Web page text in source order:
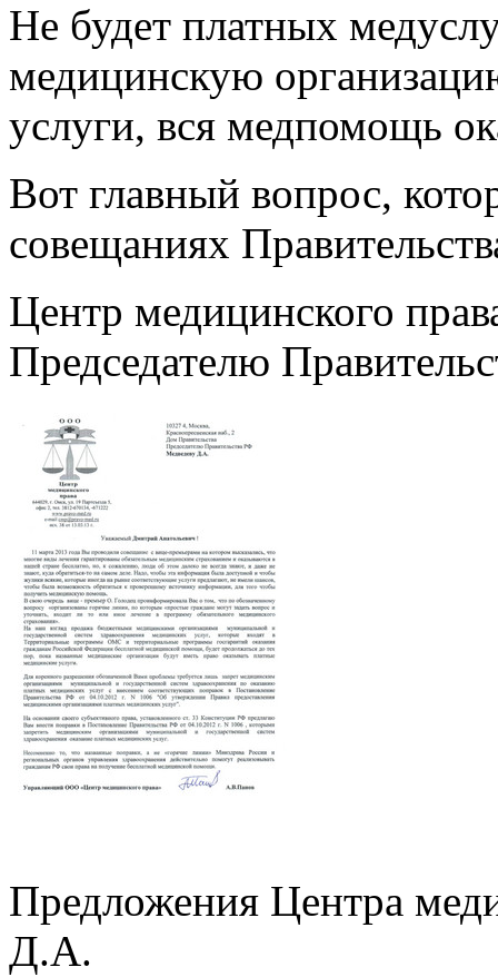
Не будет платных
медицинскую
услуги, вся медпомощь
Вот главный вопрос,
совещаниях
Центр медицинского
Председателю
Предложения Центра
Д.А.